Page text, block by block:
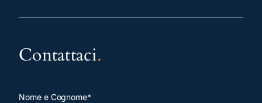
Contattaci.
Nome e Cognome*